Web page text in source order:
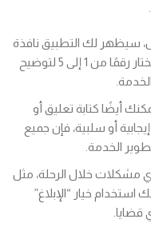
سيظهر لك التطبيق نافذة
تطلب منك تقييم تجربتك. عليك أن تختار رقمًا من 1 إلى 5 لتوضيح
أيضًا كتابة تعليق أو
أو سلبية، فإن جميع
الخدمة.
مشكلات خلال الرحلة، مثل
خيار “الإبلاغ”